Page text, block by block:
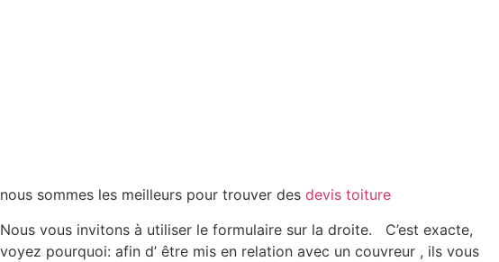
nous sommes les meilleurs pour trouver des devis toiture
Nous vous invitons à utiliser le formulaire sur la droite. C’est exacte,
voyez pourquoi: afin d’ être mis en relation avec un couvreur , ils vous